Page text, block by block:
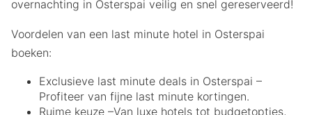
overnachting in Osterspai veilig en snel gereserveerd!
Voordelen van een last minute hotel in Osterspai
boeken:
Exclusieve last minute deals in Osterspai –
Profiteer van fijne last minute kortingen.
Ruime keuze –Van luxe hotels tot budgetopties,